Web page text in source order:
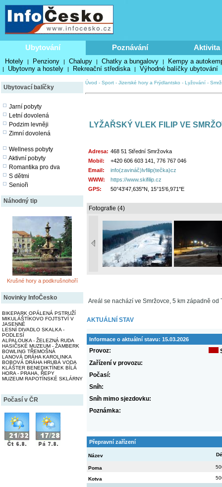
Ubytování Poznávání Aktivita
Hotely | Penziony | Chalupy | Chatky a bungalovy | Kempy a
| Ubytovny a hostely | Rekreační střediska | Výhodné balíčky ubytování
Ubytovací balíčky
Jarní pobyty
Letní dovolená
Podzim levněji
Zimní dovolená
Wellness pobyty
Aktivní pobyty
Romantika pro dva
S dětmi
Senioři
Náhodný tip
Krušné hory a podkrušnohoří
Novinky InfoČesko
BIKEPARK OPÁLENÁ PSTRUŽÍ
MIKULÁŠTÍKOVO FOJTSTVÍ V
JASENNÉ
LESNÍ DIVADLO SKALKA -
PODLESÍ
ALPALOUKA - ŽELEZNÁ RUDA
HASIČSKÉ MUZEUM - ŽAMBERK
BOWLING TŘEMOŠNÁ
LANOVÁ DRÁHA KAROLINKA
BOBOVÁ DRÁHA HRUBÁ VODA
KLÁŠTER BENEDIKTÍNEK BÍLÁ
HORA - PRAHA, ŘEPY
MUZEUM RAPOTÍNSKÉ SKLÁRNY
Počasí v ČR
Úvod - Sport - Jizerské hory a Frýdlantsko - Lyžování -
LYŽAŘSKÝ VLEK FILIP VE
Adresa: 468 51 Střední Smržovka
Mobil:
+420 606 603 141, 776 767 046
Email:
info(zavináč)lvfilip(tečka)cz
WWW:
https://www.skifilip.cz
GPS:
50°43'47,635"N, 15°15'6,971"E
Fotografie (4)
Areál se nachází ve Smržovce, 5 km západně
AKTUÁLNÍ STAV
Informace o aktuální stavu: 15.03.2026
Provoz:
Zařízení v provozu:
Počasí:
Sníh:
Sníh mimo sjezdovku:
Poznámka:
Přepravní zařízení
Název
Poma
Kotva